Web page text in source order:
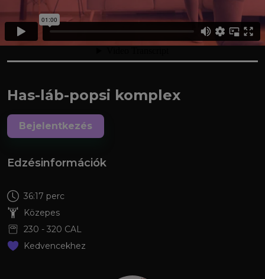
Has-láb-popsi komplex
Bejelentkezés
Edzésinformációk
36:17 perc
Közepes
230 - 320 CAL
Kedvencekhez